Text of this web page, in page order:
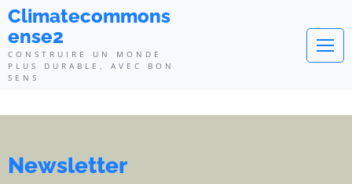
Climatecommonsense2 -
Climatecommons
ense2
CONSTRUIRE UN MONDE
PLUS DURABLE, AVEC BON
SENS
Newsletter